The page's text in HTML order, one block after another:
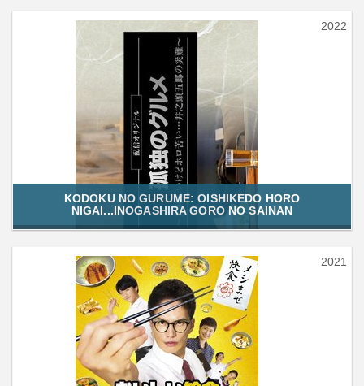
2022
KODOKU NO GURUME: OISHIKEDO HORO
NIGAI...INOGASHIRA GORO NO SAINAN
2021